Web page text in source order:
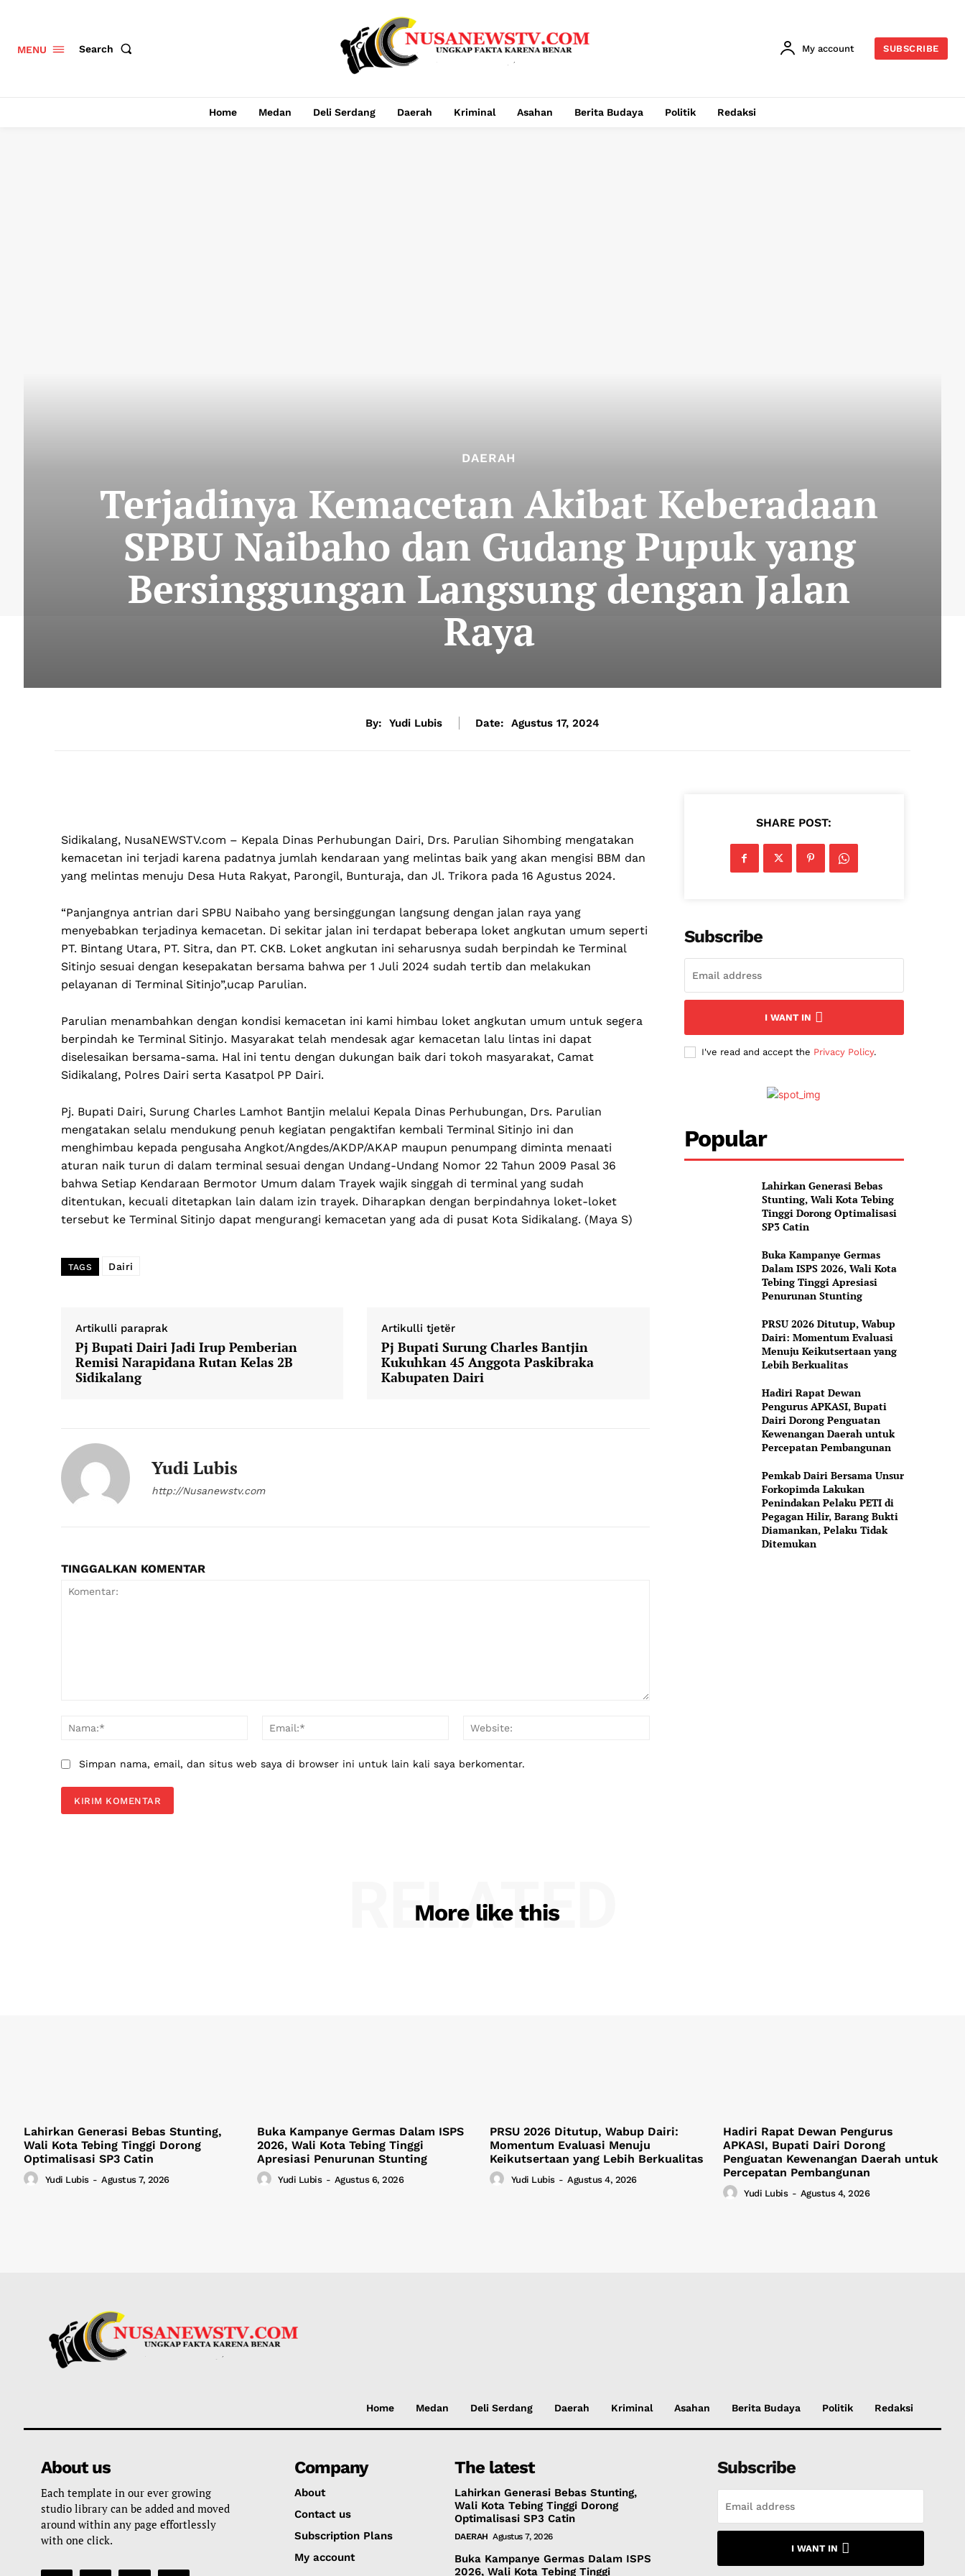
News Week
Magazine PRO
About
Contact us
MENU Search My account SUBSCRIBE
Home Medan Deli Serdang Daerah Kriminal Asahan Berita Budaya Politik Redaksi
DAERAH
Terjadinya Kemacetan Akibat Keberadaan
SPBU Naibaho dan Gudang Pupuk yang
Bersinggungan Langsung dengan Jalan
Raya
By: Yudi Lubis Date: Agustus 17, 2024
Sidikalang, NusaNEWSTV.com – Kepala Dinas Perhubungan Dairi, Drs. Parulian Sihombing mengatakan
kemacetan ini terjadi karena padatnya jumlah kendaraan yang melintas baik yang akan mengisi BBM dan
yang melintas menuju Desa Huta Rakyat, Parongil, Bunturaja, dan Jl. Trikora pada 16 Agustus 2024.
“Panjangnya antrian dari SPBU Naibaho yang bersinggungan langsung dengan jalan raya yang
menyebabkan terjadinya kemacetan. Di sekitar jalan ini terdapat beberapa loket angkutan umum seperti
PT. Bintang Utara, PT. Sitra, dan PT. CKB. Loket angkutan ini seharusnya sudah berpindah ke Terminal
Sitinjo sesuai dengan kesepakatan bersama bahwa per 1 Juli 2024 sudah tertib dan melakukan
pelayanan di Terminal Sitinjo”,ucap Parulian.
Parulian menambahkan dengan kondisi kemacetan ini kami himbau loket angkutan umum untuk segera
berpindah ke Terminal Sitinjo. Masyarakat telah mendesak agar kemacetan lalu lintas ini dapat
diselesaikan bersama-sama. Hal ini tentu dengan dukungan baik dari tokoh masyarakat, Camat
Sidikalang, Polres Dairi serta Kasatpol PP Dairi.
Pj. Bupati Dairi, Surung Charles Lamhot Bantjin melalui Kepala Dinas Perhubungan, Drs. Parulian
mengatakan selalu mendukung penuh kegiatan pengaktifan kembali Terminal Sitinjo ini dan
menghimbau kepada pengusaha Angkot/Angdes/AKDP/AKAP maupun penumpang diminta menaati
aturan naik turun di dalam terminal sesuai dengan Undang-Undang Nomor 22 Tahun 2009 Pasal 36
bahwa Setiap Kendaraan Bermotor Umum dalam Trayek wajik singgah di terminal yang sudah
ditentukan, kecuali ditetapkan lain dalam izin trayek. Diharapkan dengan berpindahnya loket-loket
tersebut ke Terminal Sitinjo dapat mengurangi kemacetan yang ada di pusat Kota Sidikalang. (Maya S)
TAGS Dairi
Artikulli paraprak
Pj Bupati Dairi Jadi Irup Pemberian
Remisi Narapidana Rutan Kelas 2B
Sidikalang
Artikulli tjetër
Pj Bupati Surung Charles Bantjin
Kukuhkan 45 Anggota Paskibraka
Kabupaten Dairi
Yudi Lubis
http://Nusanewstv.com
TINGGALKAN KOMENTAR
Nama:*
Email:*
Simpan nama, email, dan situs web saya di browser ini untuk lain kali saya berkomentar.
SHARE POST:
Subscribe
I WANT IN
I've read and accept the Privacy Policy.
Popular
Lahirkan Generasi Bebas
Stunting, Wali Kota Tebing
Tinggi Dorong Optimalisasi
SP3 Catin
Buka Kampanye Germas
Dalam ISPS 2026, Wali Kota
Tebing Tinggi Apresiasi
Penurunan Stunting
PRSU 2026 Ditutup, Wabup
Dairi: Momentum Evaluasi
Menuju Keikutsertaan yang
Lebih Berkualitas
Hadiri Rapat Dewan
Pengurus APKASI, Bupati
Dairi Dorong Penguatan
Kewenangan Daerah untuk
Percepatan Pembangunan
Pemkab Dairi Bersama Unsur
Forkopimda Lakukan
Penindakan Pelaku PETI di
Pegagan Hilir, Barang Bukti
Diamankan, Pelaku Tidak
Ditemukan
More like this
RELATED
Lahirkan Generasi Bebas Stunting,
Wali Kota Tebing Tinggi Dorong
Optimalisasi SP3 Catin
Yudi Lubis - Agustus 7, 2026
Buka Kampanye Germas Dalam ISPS
2026, Wali Kota Tebing Tinggi
Apresiasi Penurunan Stunting
Yudi Lubis - Agustus 6, 2026
PRSU 2026 Ditutup, Wabup Dairi:
Momentum Evaluasi Menuju
Keikutsertaan yang Lebih Berkualitas
Yudi Lubis - Agustus 4, 2026
Hadiri Rapat Dewan Pengurus
APKASI, Bupati Dairi Dorong
Penguatan Kewenangan Daerah untuk
Percepatan Pembangunan
Yudi Lubis - Agustus 4, 2026
Home Medan Deli Serdang Daerah Kriminal Asahan Berita Budaya Politik Redaksi
About us
Each template in our ever growing
studio library can be added and moved
around within any page effortlessly
with one click.
Company
About
Contact us
Subscription Plans
My account
The latest
Lahirkan Generasi Bebas Stunting,
Wali Kota Tebing Tinggi Dorong
Optimalisasi SP3 Catin
DAERAH Agustus 7, 2026
Buka Kampanye Germas Dalam ISPS
2026, Wali Kota Tebing Tinggi
Subscribe
I WANT IN